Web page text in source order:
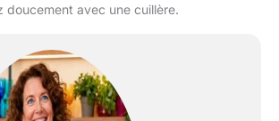
doucement avec une cuillère.